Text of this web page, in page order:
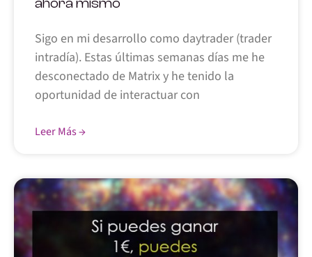
ahora mismo
Sigo en mi desarrollo como daytrader (trader
intradía). Estas últimas semanas días me he
desconectado de Matrix y he tenido la
oportunidad de interactuar con
Leer Más →